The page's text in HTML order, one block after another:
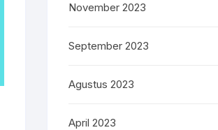
November 2023
September 2023
Agustus 2023
April 2023